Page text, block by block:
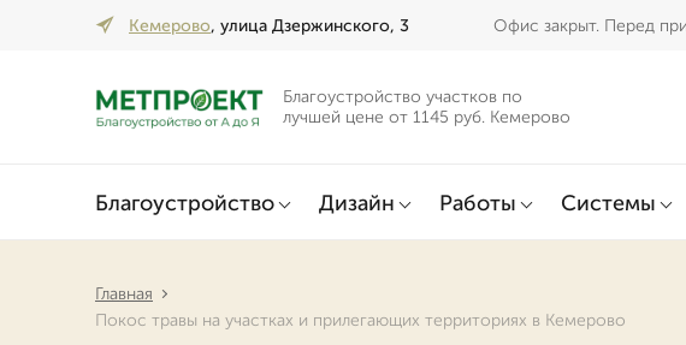
Кемерово, улица Дзержинского, 3 Офис закрыт. Перед
Благоустройство участков по
лучшей цене от 1145 руб. Кемерово
Благоустройство Дизайн Работы Системы
Главная
Покос травы на участках и прилегающих территориях в Кемерово